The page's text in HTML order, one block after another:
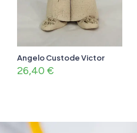
Angelo Custode Victor
26,40 €